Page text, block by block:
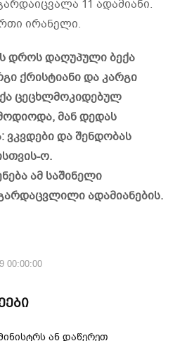
11 ადამიანი.
ირანელი.
დროს დაღუპული ბექა
ქრისტიანი და კარგი
ცეცხლმოკიდებულ
მან დედას
ვკვდები და შენდობას
ო.
ამ საშინელი
ადამიანების.
00:00:00
ან დაწერეთ